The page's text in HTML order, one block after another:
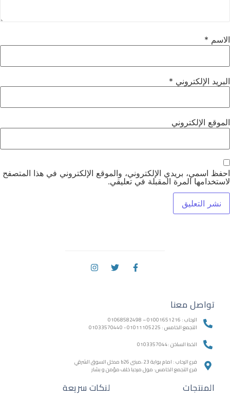
الاسم *
البريد الإلكتروني *
الموقع الإلكتروني
احفظ اسمي، بريدي الإلكتروني، والموقع الإلكتروني في هذا المتصفح
لاستخدامها المرة المقبلة في تعليقي.
تواصل معنا
الرحاب : 01001651216 – 01068582498
التجمع الخامس : 01011105225 - 01033570440
الخط الساخن :0103357044
فرع الرحاب : امام بوابة 23 ،مبنى b26 مدخل السوق الشرقي
فرع التجمع الخامس: مول مرحبا خلف مؤمن و بشار
المنتجات لنكات سريعة